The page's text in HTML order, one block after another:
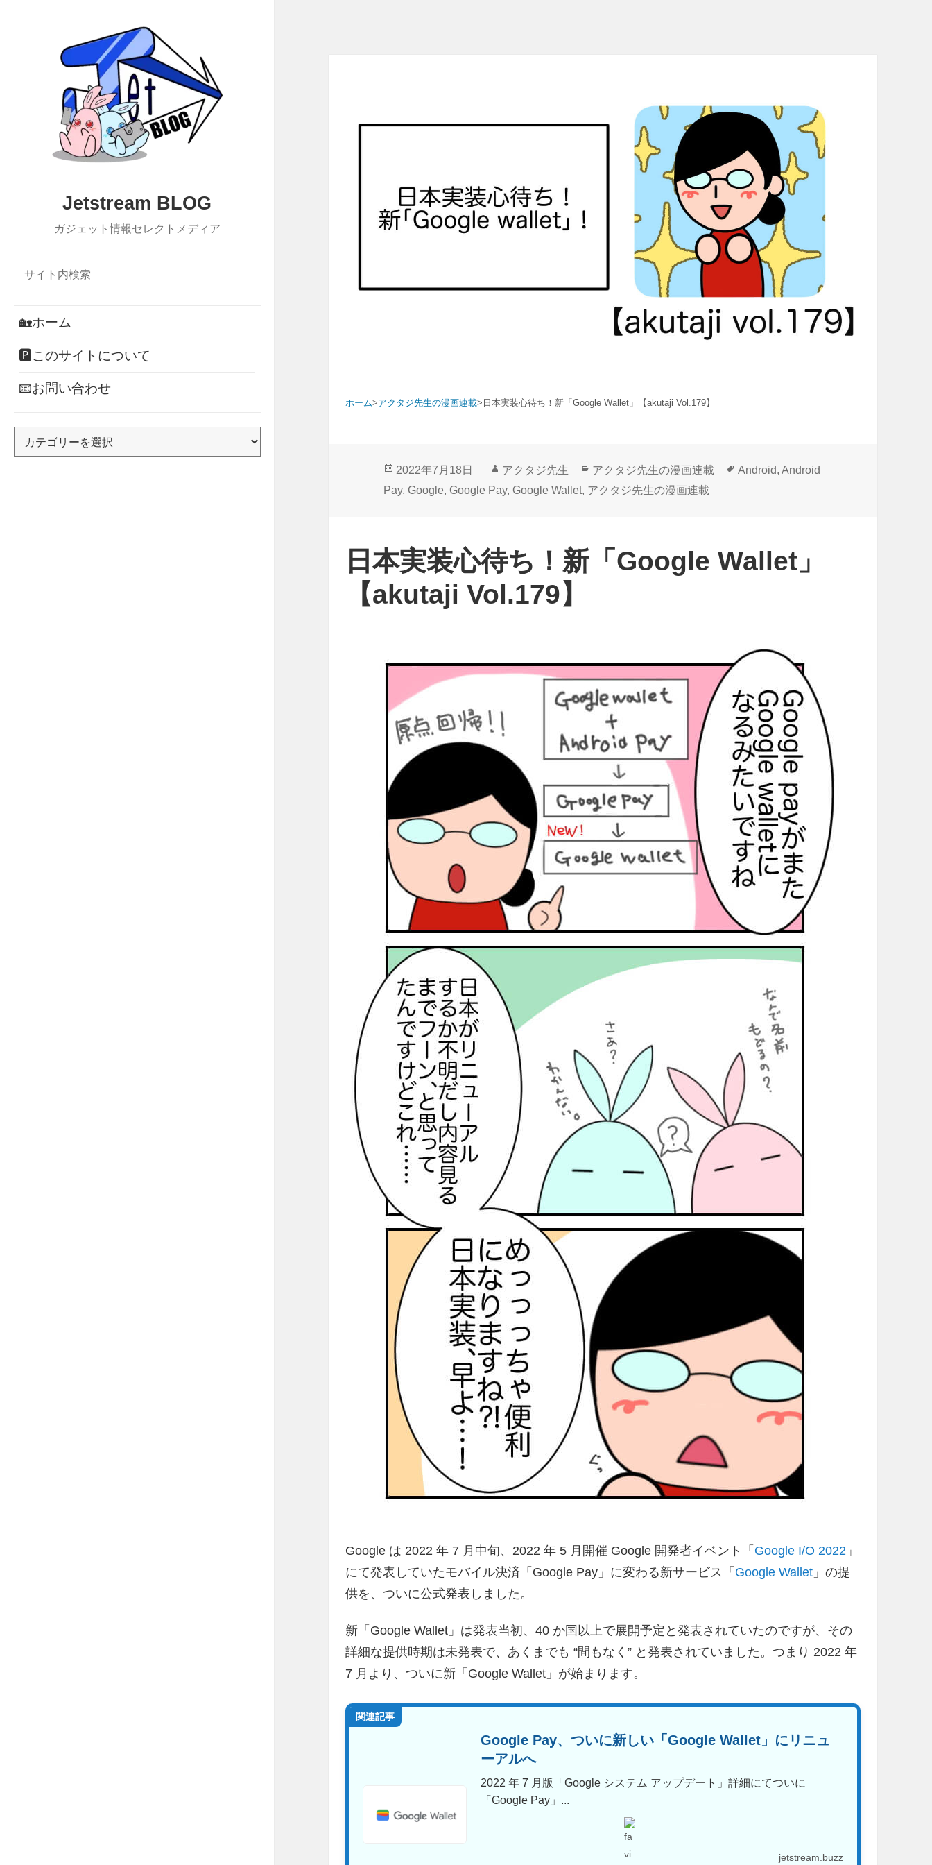
Jetstream BLOG
ガジェット情報セレクトメディア
🏡ホーム
🅿このサイトについて
📧お問い合わせ
ホーム>アクタジ先生の漫画連載> 日本実装心待ち！新「Google Wallet」【akutaji Vol.179】
投
稿
2022年7月18日
作
成
アクタジ先生
カ
テ
アクタジ先生の漫画連載
タ
Android,Android
Pay, Google, Google Pay, Google Wallet, アクタジ先生の漫画連載
日本実装心待ち！新「Google Wallet」
【akutaji Vol.179】
Google は 2022 年 7 月中旬、2022 年 5 月開催 Google 開発者イベント「 Google I/O 2022 」
にて発表していたモバイル決済「Google Pay」に変わる新サービス「 Google Wallet 」の提
供を、ついに公式発表しました。
新「Google Wallet」は発表当初、40 か国以上で展開予定と発表されていたのですが、その
詳細な提供時期は未発表で、あくまでも “間もなく” と発表されていました。つまり 2022 年
7 月より、ついに新「Google Wallet」が始まります。
関連記事
Google Pay、ついに新しい「Google Wallet」にリニュ
ーアルへ
2022 年 7 月版「Google システム アップデート」詳細にてついに
「Google Pay」...
jetstream.buzz